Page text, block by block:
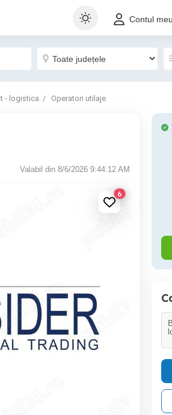
Contul meu
- logistica Operatori utilaje
Valabil din 8/6/2026 9:44:12 AM
6